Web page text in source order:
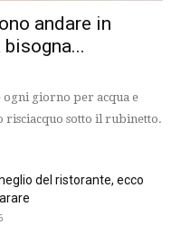
andare in
ogni giorno per acqua e
risciacquo sotto il rubinetto.
del ristorante, ecco